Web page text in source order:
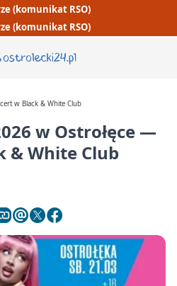
(komunikat RSO)
(komunikat RSO)
w Black & White Club
w Ostrołęce —
& White Club